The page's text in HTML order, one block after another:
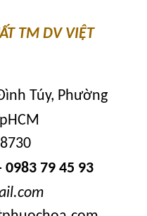
TM DV VIỆT
Túy, Phường
0983 79 45 93